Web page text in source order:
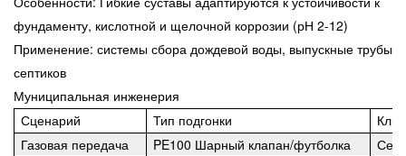
фундаменту, кислотной и щелочной коррозии (рН 2-12)
Применение: системы сбора дождевой воды, выпускные трубы
септиков
Муниципальная инженерия
Сценарий
Тип подгонки
Газовая передача
PE100 Шарный клапан/футболка